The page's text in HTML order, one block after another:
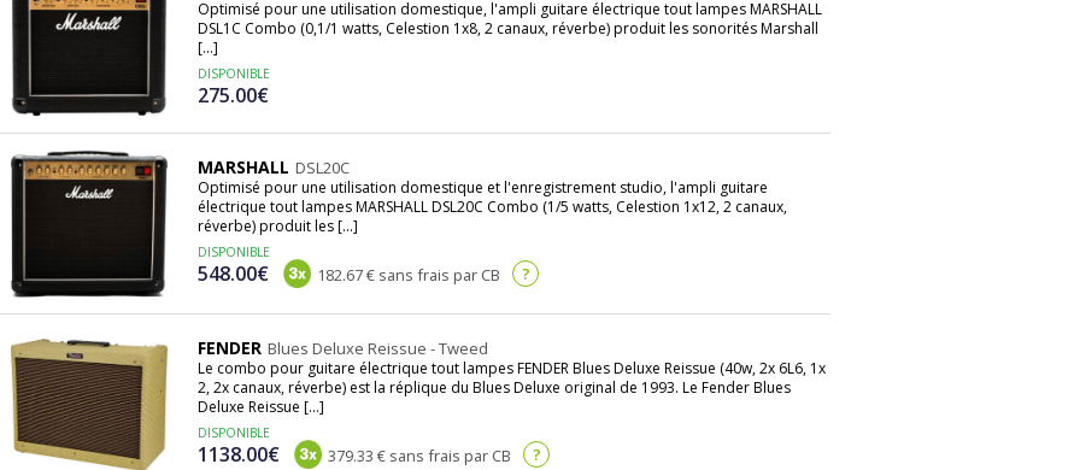
Optimisé pour une utilisation domestique, l'ampli guitare électrique tout lampes MARSHALL
DSL1C Combo (0,1/1 watts, Celestion 1x8, 2 canaux, réverbe) produit les sonorités Marshall
[...]
DISPONIBLE
275.00€
MARSHALL DSL20C
Optimisé pour une utilisation domestique et l'enregistrement studio, l'ampli guitare
électrique tout lampes MARSHALL DSL20C Combo (1/5 watts, Celestion 1x12, 2 canaux,
réverbe) produit les [...]
DISPONIBLE
548.00€ 182.67 € sans frais par CB ?
FENDER Blues Deluxe Reissue - Tweed
Le combo pour guitare électrique tout lampes FENDER Blues Deluxe Reissue (40w, 2x 6L6, 1x
2, 2x canaux, réverbe) est la réplique du Blues Deluxe original de 1993. Le Fender Blues
Deluxe Reissue [...]
DISPONIBLE
1138.00€ 379.33 € sans frais par CB ?